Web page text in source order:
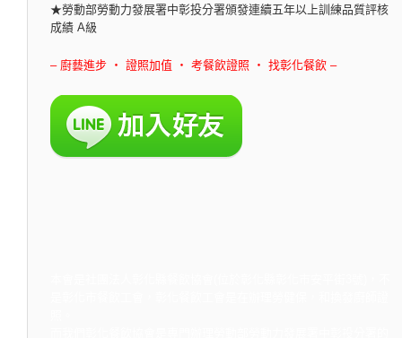
★勞動部勞動力發展署中彰投分署頒發連續五年以上訓練品質評核
成績 A級
– 廚藝進步 ‧ 證照加值 ‧ 考餐飲證照 ‧ 找彰化餐飲 –